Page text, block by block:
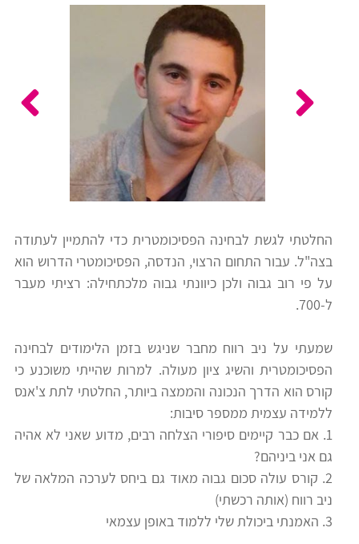
מידע
כללי
קורסי
פסיכומטרי
תלמידים
ממליצים
הכנה
לצה"ל
וחטיבות
ביניים
למבחני
מיון
לעבודה
ניב
רווח
חיפוש
לימודים
החלטתי לגשת לבחינה הפסיכומטרית כדי להתמיין לעתודה
בצה"ל. עבור התחום הרצוי, הנדסה, הפסיכומטרי הדרוש הוא
על פי רוב גבוה ולכן כיוונתי גבוה מלכתחילה: רציתי מעבר
ל-700.
שמעתי על ניב רווח מחבר שניגש בזמן הלימודים לבחינה
הפסיכומטרית והשיג ציון מעולה. למרות שהייתי משוכנע כי
קורס הוא הדרך הנכונה והממצה ביותר, החלטתי לתת צ'אנס
ללמידה עצמית ממספר סיבות:
1. אם כבר קיימים סיפורי הצלחה רבים, מדוע שאני לא אהיה
גם אני ביניהם?
2. קורס עולה סכום גבוה מאוד גם ביחס לערכה המלאה של
ניב רווח (אותה רכשתי)
3. האמנתי ביכולת שלי ללמוד באופן עצמאי